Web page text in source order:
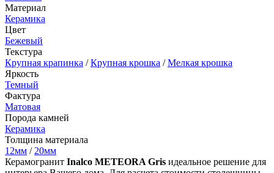
Материал
Керамика
Цвет
Бежевый
Текстура
Крупная крапинка /Крупная крошка /Мелкая крошка
Яркость
Темный
Фактура
Матовая
Порода камней
Керамика
Толщина материала
12мм / 20мм
Керамогранит Inalco METEORA Gris идеальное решение для